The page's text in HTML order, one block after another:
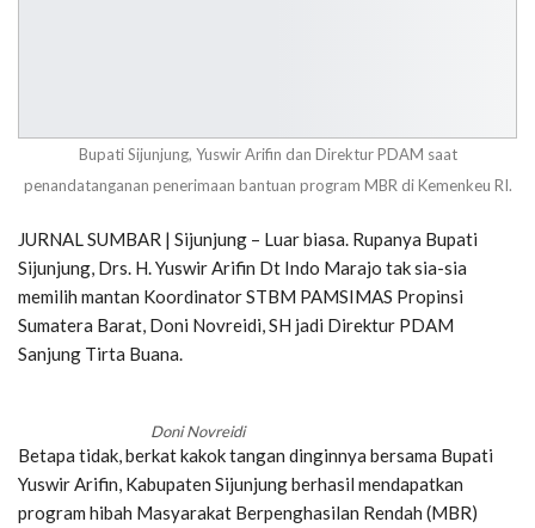
Bupati Sijunjung, Yuswir Arifin dan Direktur PDAM saat
penandatanganan penerimaan bantuan program MBR di Kemenkeu RI.
JURNAL SUMBAR | Sijunjung – Luar biasa. Rupanya Bupati
Sijunjung, Drs. H. Yuswir Arifin Dt Indo Marajo tak sia-sia
memilih mantan Koordinator STBM PAMSIMAS Propinsi
Sumatera Barat, Doni Novreidi, SH jadi Direktur PDAM
Sanjung Tirta Buana.
Doni Novreidi
Betapa tidak, berkat kakok tangan dinginnya bersama Bupati
Yuswir Arifin, Kabupaten Sijunjung berhasil mendapatkan
program hibah Masyarakat Berpenghasilan Rendah (MBR)